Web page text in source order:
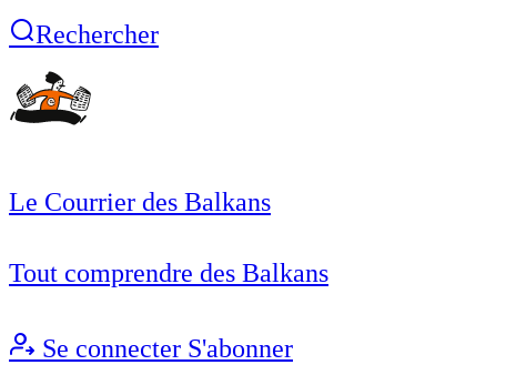
Rechercher
Le Courrier des Balkans
Tout comprendre des Balkans
Se connecter S'abonner